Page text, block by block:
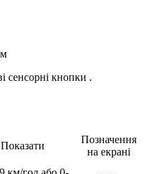
сенсорні кнопки .
Показати
Позначення
на екрані